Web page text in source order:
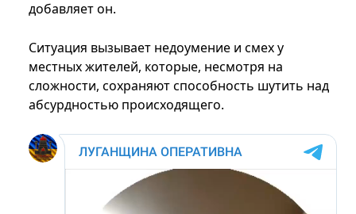
добавляет он.
Ситуация вызывает недоумение и смех у
местных жителей, которые, несмотря на
сложности, сохраняют способность шутить над
абсурдностью происходящего.